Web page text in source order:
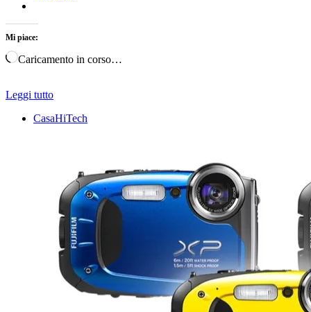
Mi piace:
Caricamento in corso…
Leggi tutto
CasaHiTech